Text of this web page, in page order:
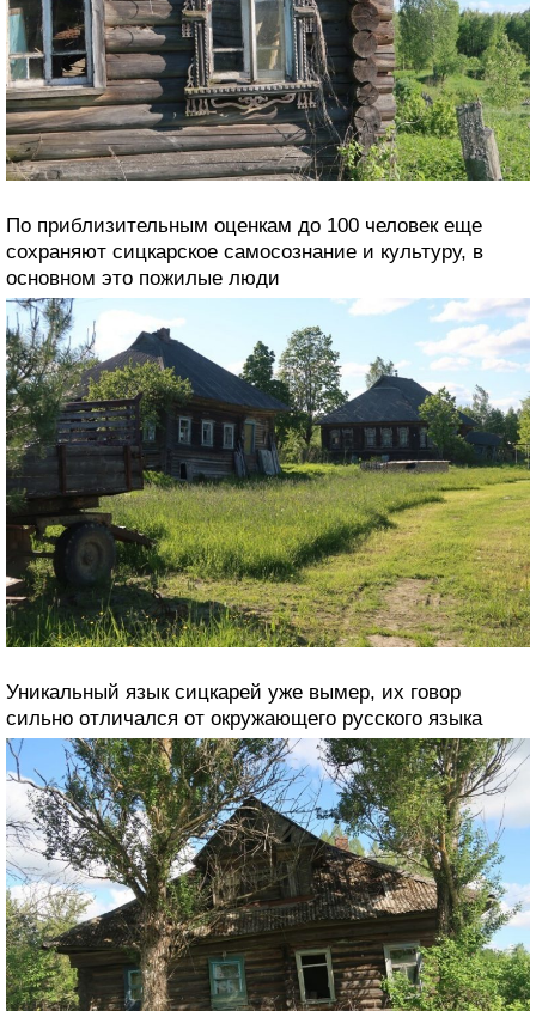
По приблизительным оценкам до 100 человек еще
сохраняют сицкарское самосознание и культуру, в
основном это пожилые люди
Уникальный язык сицкарей уже вымер, их говор
сильно отличался от окружающего русского языка